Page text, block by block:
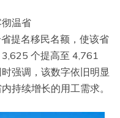
温省
提名移民名额，使该省
个提高至 4,761
强调，该数字依旧明显
持续增长的用工需求。